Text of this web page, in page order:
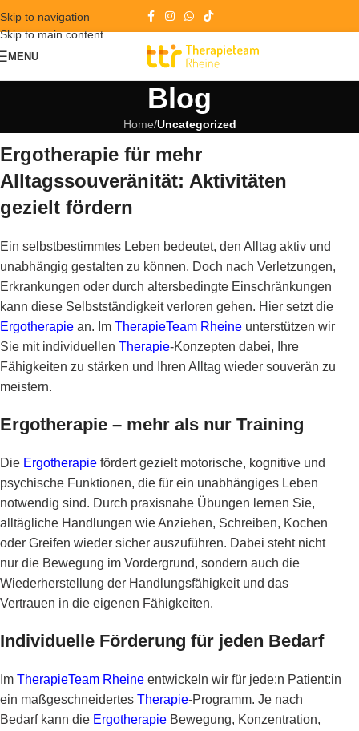
Skip to navigation
Skip to main content
MENU
Blog
Home/Uncategorized
Ergotherapie für mehr
Alltagssouveränität: Aktivitäten
gezielt fördern
Ein selbstbestimmtes Leben bedeutet, den Alltag aktiv und
unabhängig gestalten zu können. Doch nach Verletzungen,
Erkrankungen oder durch altersbedingte Einschränkungen
kann diese Selbstständigkeit verloren gehen. Hier setzt die
Ergotherapie an. Im TherapieTeam Rheine unterstützen wir
Sie mit individuellen Therapie-Konzepten dabei, Ihre
Fähigkeiten zu stärken und Ihren Alltag wieder souverän zu
meistern.
Ergotherapie – mehr als nur Training
Die Ergotherapie fördert gezielt motorische, kognitive und
psychische Funktionen, die für ein unabhängiges Leben
notwendig sind. Durch praxisnahe Übungen lernen Sie,
alltägliche Handlungen wie Anziehen, Schreiben, Kochen
oder Greifen wieder sicher auszuführen. Dabei steht nicht
nur die Bewegung im Vordergrund, sondern auch die
Wiederherstellung der Handlungsfähigkeit und das
Vertrauen in die eigenen Fähigkeiten.
Individuelle Förderung für jeden Bedarf
Im TherapieTeam Rheine entwickeln wir für jede:n Patient:in
ein maßgeschneidertes Therapie-Programm. Je nach
Bedarf kann die Ergotherapie Bewegung, Konzentration,